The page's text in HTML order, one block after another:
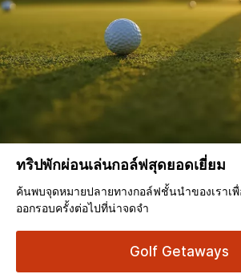
ทริปพักผ่อนเล่นกอล์ฟสุดยอดเยี่ยม
ค้นพบจุดหมายปลายทางกอล์ฟชั้นนำของเราเ
ออกรอบครั้งต่อไปที่น่าจดจำ
Golf Getaways